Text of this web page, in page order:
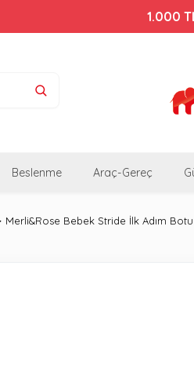
1.000
Beslenme Araç-Gereç
Merli&Rose Bebek Stride İlk Adım